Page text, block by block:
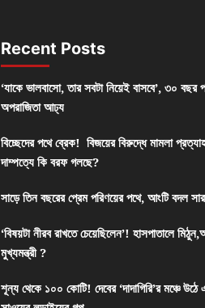
Recent Posts
‘যাকে ভালবাসো, তার সবটা নিয়েই বাসবে’, ৩০
অপরাজিতা আঢ্য
বিচ্ছেদের পথে ব্রেক! বিজয়ের বিরুদ্ধে মামলা
দাম্পত্যে কি বরফ গলছে?
সাড়ে তিন বছরের প্রেম পরিণয়ের পথে, আংটি বদল
‘বিষয়টা নীরব রাখতে চেয়েছিলেন’! হাসপাতালে
মুখ্যমন্ত্রী ?
শূন্য থেকে ১০০ কোটি! দেবের ‘দাদাগিরি’র মঞ্চে